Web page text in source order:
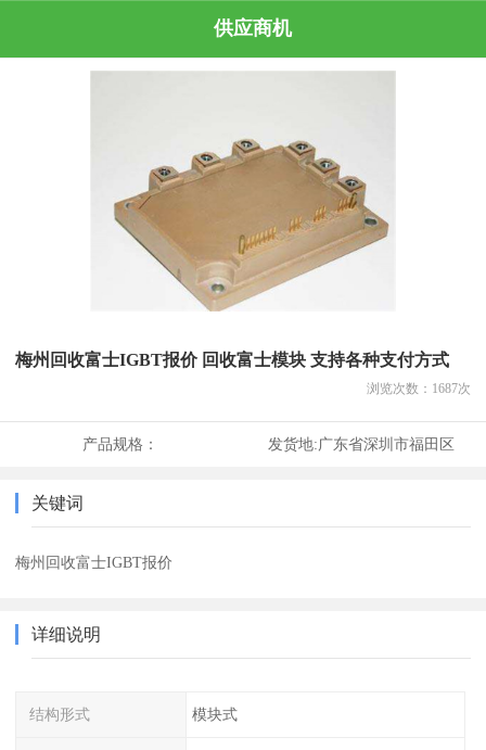
供应商机
梅州回收富士IGBT报价 回收富士模块 支持各种支付方式
浏览次数： 1687次
产品规格： 发货地:广东省深圳市福田区
关键词
梅州回收富士IGBT报价
详细说明
结构形式 模块式